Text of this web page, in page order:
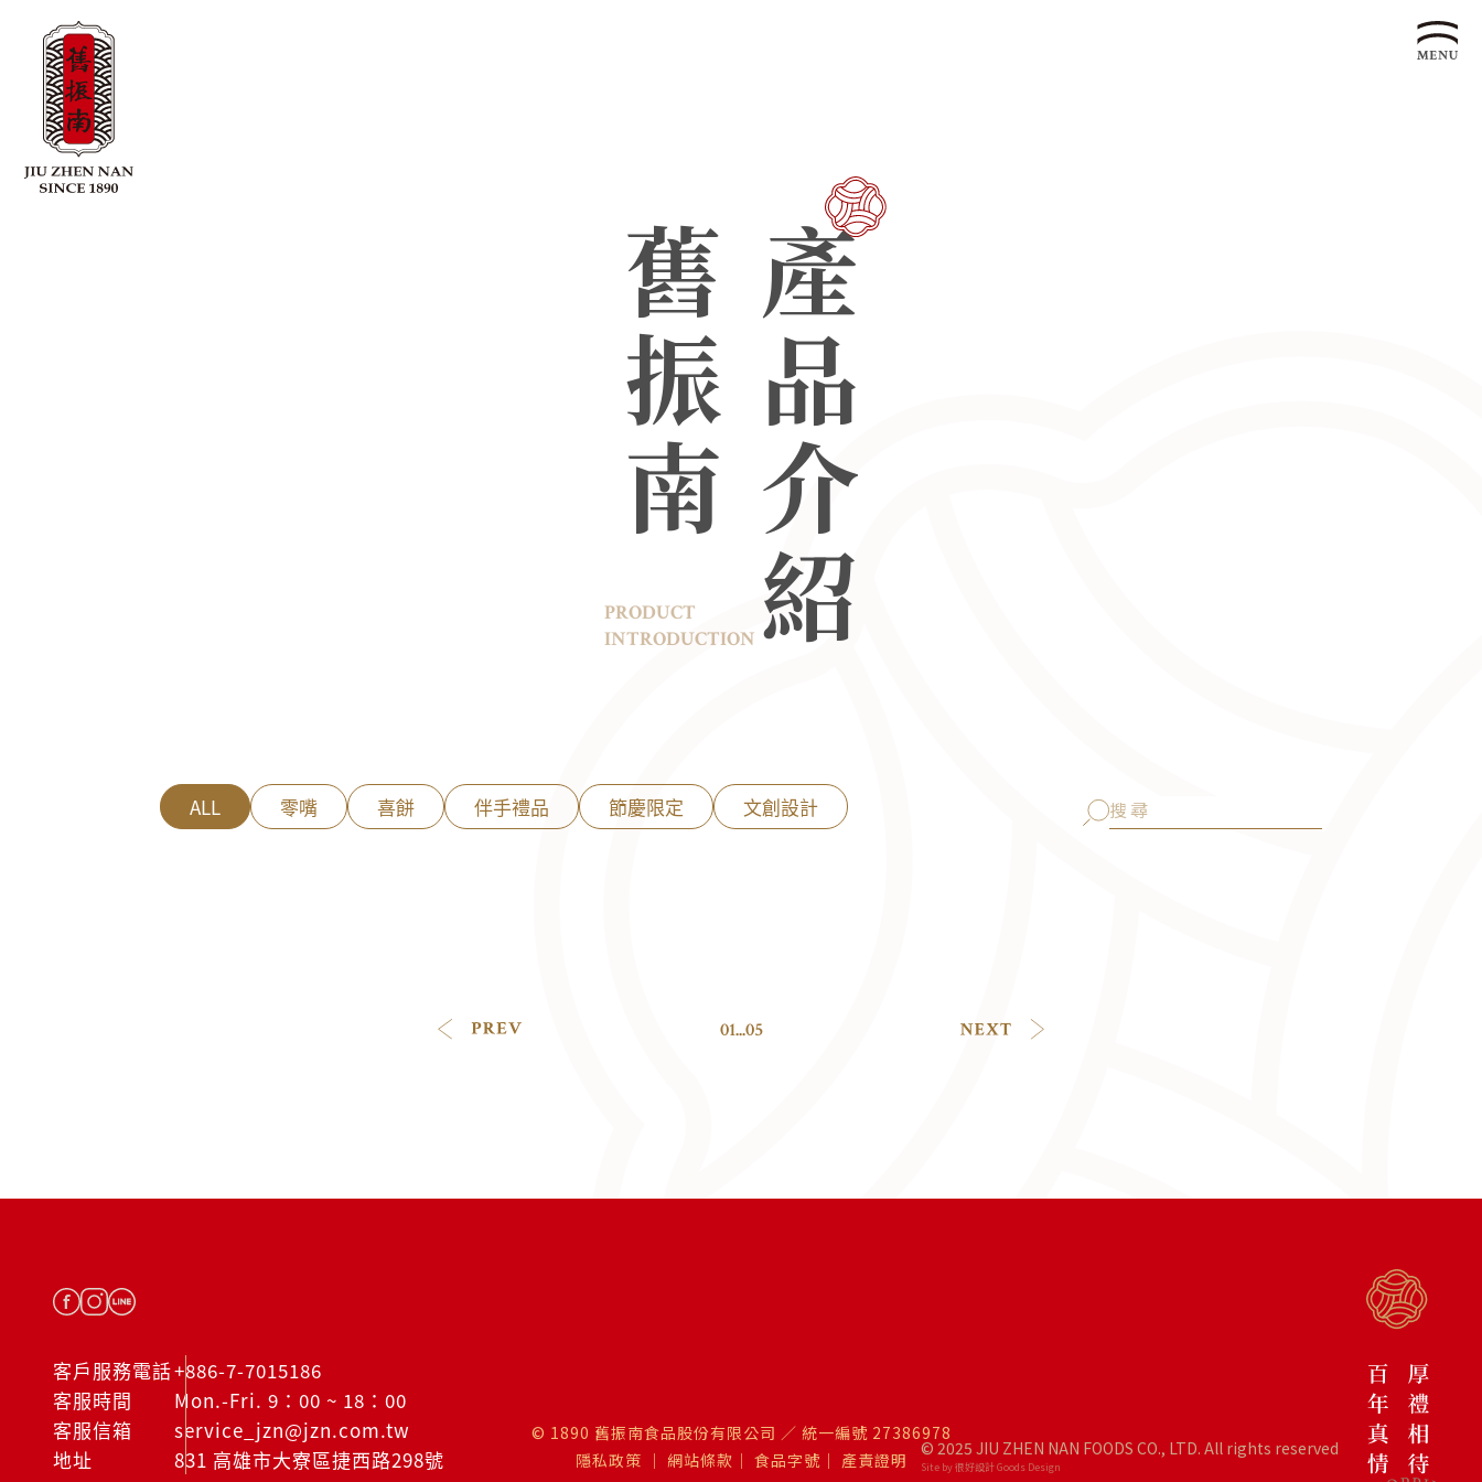
舊振南產品介紹
PRODUCT
INTRODUCTION
ALL 零嘴 喜餅 伴手禮品 節慶限定 文創設計
01...05
客戶服務電話+886-7-7015186
客服時間
Mon.-Fri. 9：00 ~ 18：00
客服信箱
service_jzn@jzn.com.tw
地址
831 高雄市大寮區捷西路298號
© 1890 舊振南食品股份有限公司 ／ 統一編號 27386978
隱私政策 ｜ 網站條款 ｜ 食品字號 ｜ 產責證明
© 2025 JIU ZHEN NAN FOODS CO., LTD. All rights reserved
Site by 很好設計 Goods Design